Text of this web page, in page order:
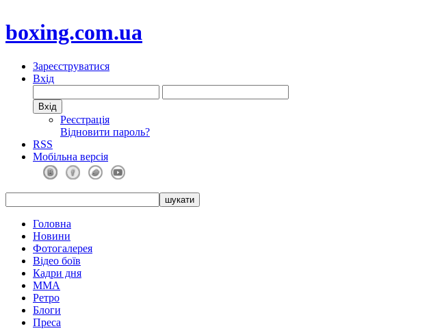
boxing.com.ua
Зареєструватися
Вхід
Реєстрація
Відновити пароль?
RSS
Мобільна версія
Головна
Новини
Фотогалерея
Відео боїв
Кадри дня
ММА
Ретро
Блоги
Преса